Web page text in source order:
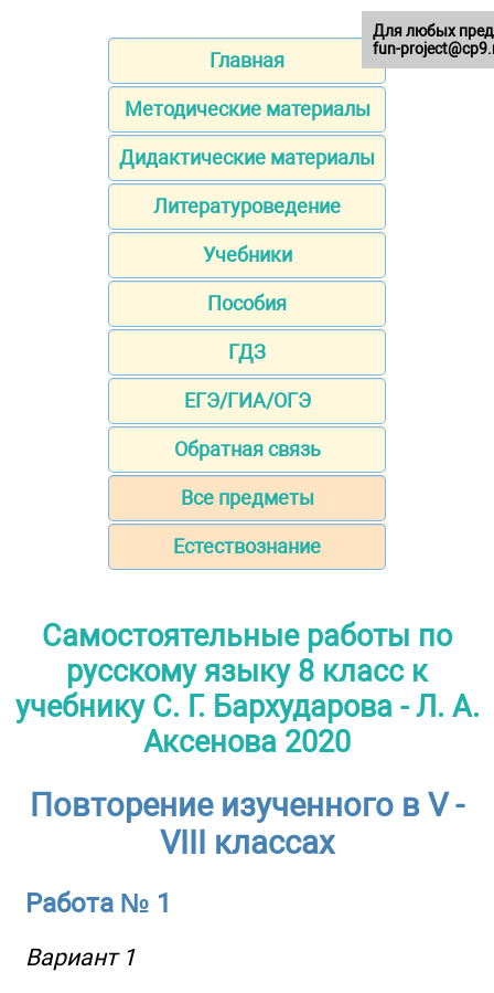
Главная
Методические материалы
Дидактические материалы
Литературоведение
Учебники
Пособия
ГДЗ
ЕГЭ/ГИА/ОГЭ
Обратная связь
Все предметы
Естествознание
Самостоятельные работы по
русскому языку 8 класс к
учебнику С. Г. Бархударова - Л. А.
Аксенова 2020
Повторение изученного в V -
VIII классах
Работа № 1
Вариант 1
Для любых
fun-